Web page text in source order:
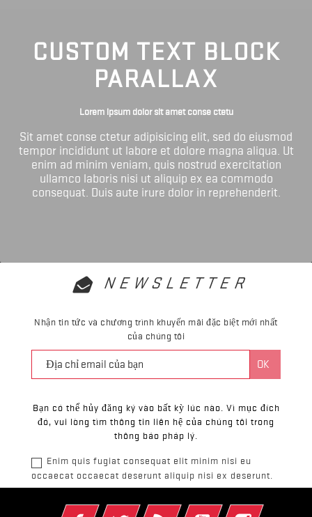
CUSTOM TEXT BLOCK
PARALLAX
Lorem ipsum dolor sit amet conse ctetu
Sit amet conse ctetur adipisicing elit, sed do eiusmod
tempor incididunt ut labore et dolore magna aliqua. Ut
enim ad minim veniam, quis nostrud exercitation
ullamco laboris nisi ut aliquip ex ea commodo
consequat. Duis aute irure dolor in reprehenderit.
NEWSLETTER
Nhận tin tức và chương trình khuyến mãi đặc biệt mới nhất
của chúng tôi
Bạn có thể hủy đăng ký vào bất kỳ lúc nào. Vì mục đích
đó, vui lòng tìm thông tin liên hệ của chúng tôi trong
thông báo pháp lý.
Enim quis fugiat consequat elit minim nisi eu
occaecat occaecat deserunt aliquip nisi ex deserunt.
FacebookTwitter Rss YouTube Instagram